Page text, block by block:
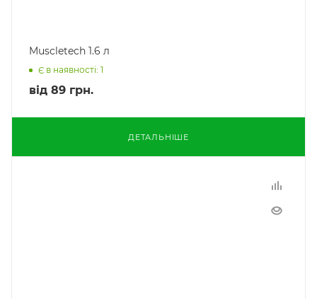
Muscletech 1.6 л
Є в наявності: 1
від 89 грн.
ДЕТАЛЬНІШЕ